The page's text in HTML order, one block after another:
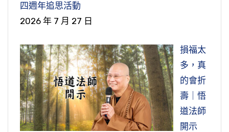
四週年追思活動
2026 年 7 月 27 日
損福太
多，真
的會折
壽｜悟
道法師
開示